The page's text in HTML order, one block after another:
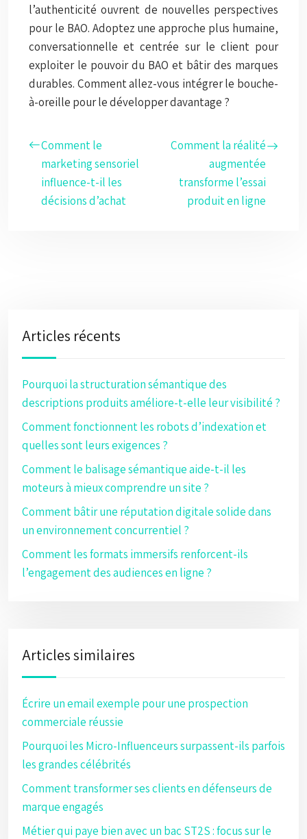
l’authenticité ouvrent de nouvelles perspectives
pour le BAO. Adoptez une approche plus humaine,
conversationnelle et centrée sur le client pour
exploiter le pouvoir du BAO et bâtir des marques
durables. Comment allez-vous intégrer le bouche-
à-oreille pour le développer davantage ?
Comment le
marketing sensoriel
influence-t-il les
décisions d’achat
Comment la réalité
augmentée
transforme l’essai
produit en ligne
Articles récents
Pourquoi la structuration sémantique des
descriptions produits améliore-t-elle leur visibilité ?
Comment fonctionnent les robots d’indexation et
quelles sont leurs exigences ?
Comment le balisage sémantique aide-t-il les
moteurs à mieux comprendre un site ?
Comment bâtir une réputation digitale solide dans
un environnement concurrentiel ?
Comment les formats immersifs renforcent-ils
l’engagement des audiences en ligne ?
Articles similaires
Écrire un email exemple pour une prospection
commerciale réussie
Pourquoi les Micro-Influenceurs surpassent-ils parfois
les grandes célébrités
Comment transformer ses clients en défenseurs de
marque engagés
Métier qui paye bien avec un bac ST2S : focus sur le